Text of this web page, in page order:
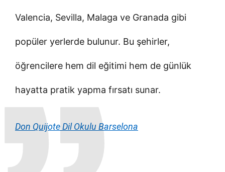
Valencia, Sevilla, Malaga ve Granada gibi
popüler yerlerde bulunur. Bu şehirler,
öğrencilere hem dil eğitimi hem de günlük
hayatta pratik yapma fırsatı sunar.
Don Quijote Dil Okulu Barselona